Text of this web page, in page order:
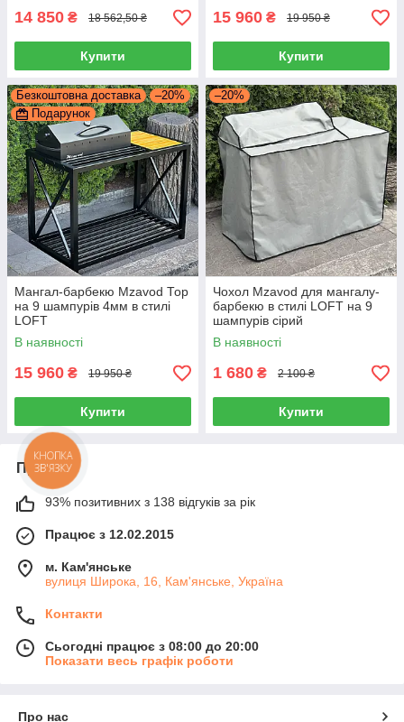
14 850 ₴ 18 562,50 ₴
Купити
15 960 ₴ 19 950 ₴
Купити
Безкоштовна доставка
–20%
Подарунок
Мангал-барбекю Mzavod Тор
на 9 шампурів 4мм в стилі
LOFT
В наявності
15 960 ₴ 19 950 ₴
Купити
–20%
Чохол Mzavod для мангалу-
барбекю в стилі LOFT на 9
шампурів сірий
В наявності
1 680 ₴ 2 100 ₴
Купити
Про нас
93% позитивних з 138 відгуків за рік
Працює з 12.02.2015
м. Кам'янське
вулиця Широка, 16, Кам'янське, Україна
Контакти
Сьогодні працює з 08:00 до 20:00
Показати весь графік роботи
Про нас
КНОПКА
ЗВ'ЯЗКУ